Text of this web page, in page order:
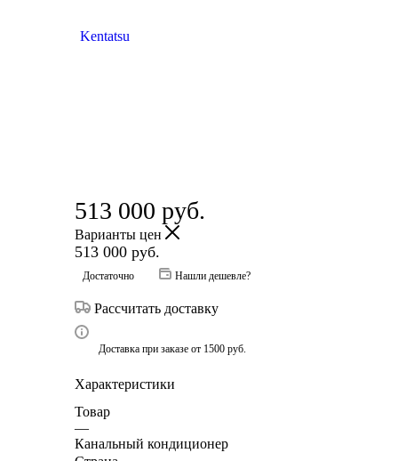
513 000 руб.
Варианты цен
513 000 руб.
Достаточно Нашли дешевле?
Рассчитать доставку
Доставка при заказе от 1500 руб.
Характеристики
Товар
—
Канальный кондиционер